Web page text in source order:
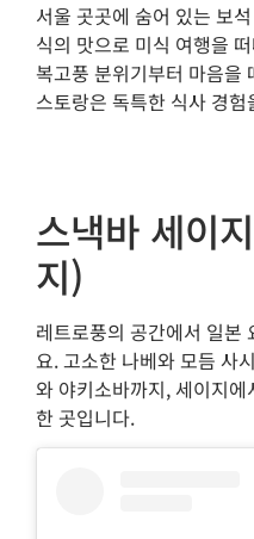
서울 곳곳에 숨어 있는 보
식의 맛으로 미식 여행을
복고풍 분위기부터 마음을
스토랑은 독특한 식사 경
스낵바 세이
지)
레트로풍의 공간에서 일본
요. 고소한 나베와 모듬 사
와 야키소바까지, 세이지
한 곳입니다.